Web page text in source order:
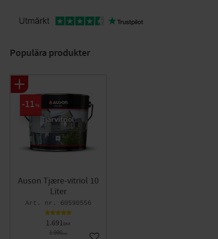
Populära produkter
Auson Tjære-vitriol 10
Liter
60590556
1.691DKK
1.900DKK
11 %